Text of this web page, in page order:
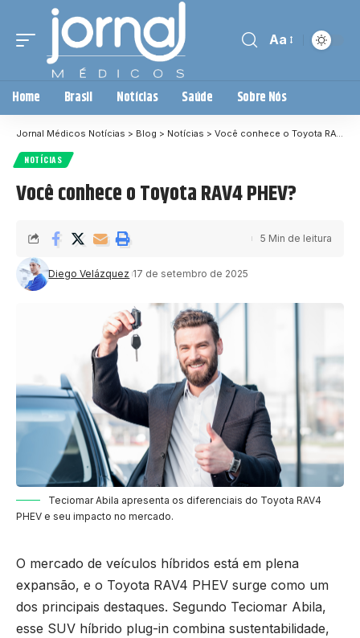
Aa
Home Brasil Notícias Saúde Sobre Nós
Jornal Médicos Notícias > Blog > Notícias > Você conhece o Toyota RAV4 PHEV?
NOTÍCIAS
Você conhece o Toyota RAV4 PHEV?
Diego Velázquez 17 de setembro de 2025
5 Min de leitura
Teciomar Abila apresenta os diferenciais do Toyota RAV4
PHEV e seu impacto no mercado.
O mercado de veículos híbridos está em plena
expansão, e o Toyota RAV4 PHEV surge como um
dos principais destaques. Segundo Teciomar Abila,
esse SUV híbrido plug-in combina sustentabilidade,